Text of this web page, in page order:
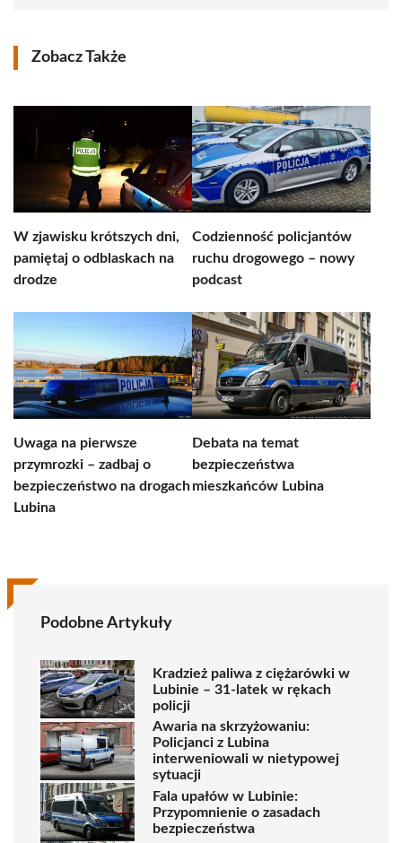
Zobacz Także
W zjawisku krótszych dni,
pamiętaj o odblaskach na
drodze
Codzienność policjantów
ruchu drogowego – nowy
podcast
Uwaga na pierwsze
przymrozki – zadbaj o
bezpieczeństwo na drogach
Lubina
Debata na temat
bezpieczeństwa
mieszkańców Lubina
Podobne Artykuły
Kradzież paliwa z ciężarówki w
Lubinie – 31-latek w rękach
policji
Awaria na skrzyżowaniu:
Policjanci z Lubina
interweniowali w nietypowej
sytuacji
Fala upałów w Lubinie:
Przypomnienie o zasadach
bezpieczeństwa